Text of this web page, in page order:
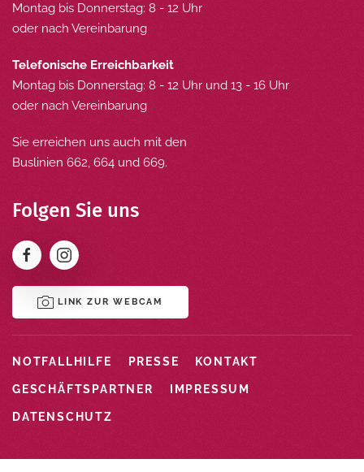
Montag bis Donnerstag: 8 - 12 Uhr
oder nach Vereinbarung
Telefonische Erreichbarkeit
Montag bis Donnerstag: 8 - 12 Uhr und 13 - 16 Uhr
oder nach Vereinbarung
Sie erreichen uns auch mit den
Buslinien 662, 664 und 669.
Folgen Sie uns
LINK ZUR WEBCAM
NOTFALLHILFE PRESSE KONTAKT
GESCHÄFTSPARTNER IMPRESSUM
DATENSCHUTZ